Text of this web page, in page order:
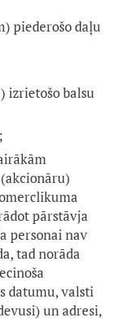
piederošo daļu
izrietošo balsu
pārstāvja
personai nav
tad norāda
datumu, valsti
un adresi,